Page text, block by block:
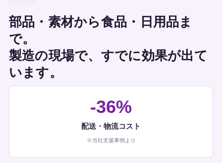
部品・素材から食品・日用品ま
で。
製造の現場で、すでに効果が出て
います。
-36%
配送・物流コスト
※当社支援事例より